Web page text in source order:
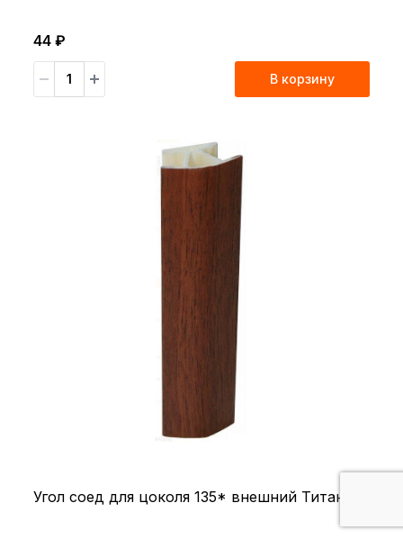
44 ₽
В корзину
Угол соед для цоколя 135* внешний Титан